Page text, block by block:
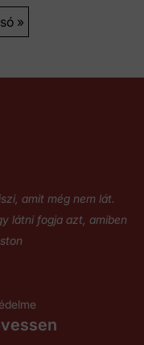
»
amit még nem lát.
látni fogja azt, amiben